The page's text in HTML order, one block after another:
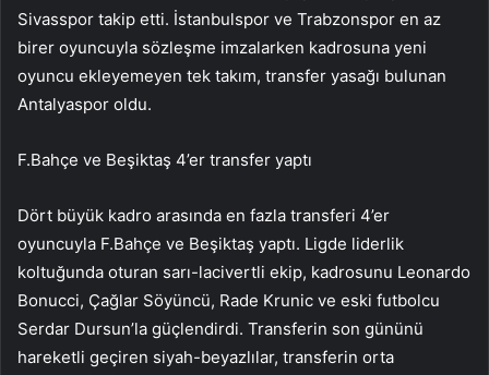
Sivasspor takip etti. İstanbulspor ve Trabzonspor en az
birer oyuncuyla sözleşme imzalarken kadrosuna yeni
oyuncu ekleyemeyen tek takım, transfer yasağı bulunan
Antalyaspor oldu.
F.Bahçe ve Beşiktaş 4’er transfer yaptı
Dört büyük kadro arasında en fazla transferi 4’er
oyuncuyla F.Bahçe ve Beşiktaş yaptı. Ligde liderlik
koltuğunda oturan sarı-lacivertli ekip, kadrosunu Leonardo
Bonucci, Çağlar Söyüncü, Rade Krunic ve eski futbolcu
Serdar Dursun’la güçlendirdi. Transferin son gününü
hareketli geçiren siyah-beyazlılar, transferin orta